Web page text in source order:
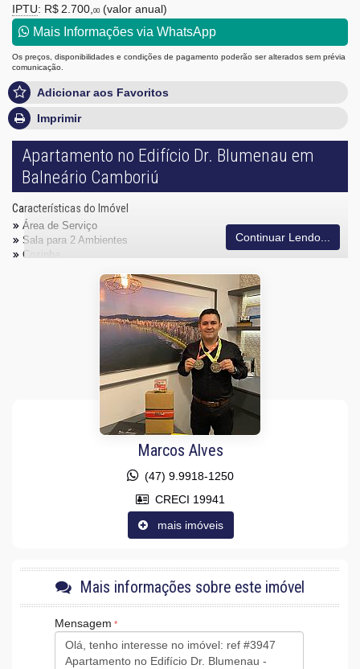
IPTU: R$ 2.700, 00 (valor anual)
Mais Informações via WhatsApp
Os preços, disponibilidades e condições de pagamento poderão ser alterados sem prévia
comunicação.
Adicionar aos Favoritos
Imprimir
Apartamento no Edifício Dr. Blumenau em
Balneário Camboriú
Características do Imóvel
Área de Serviço
Sala para 2 Ambientes
Cozinha
Características do Empreendimento
Câmeras de Segurança
Hall Decorado e Mobiliado
Acessibilidade para PNE
Continuar Lendo...
Marcos Alves
(47) 9.9918-1250
CRECI 19941
mais imóveis
Mais informações sobre este imóvel
Mensagem